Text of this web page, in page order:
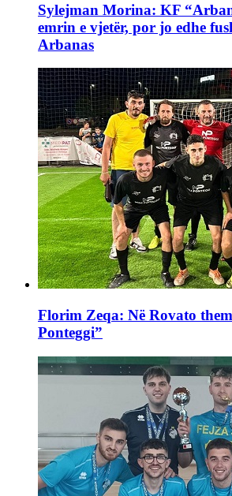
Sylejman Morina: KF
emrin e vjetër, por jo edhe
Arbanas
Florim Zeqa: Në Rovato
Ponteggi”